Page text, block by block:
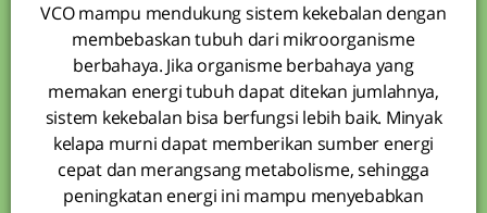
VCO mampu mendukung sistem kekebalan dengan
membebaskan tubuh dari mikroorganisme
berbahaya. Jika organisme berbahaya yang
memakan energi tubuh dapat ditekan jumlahnya,
sistem kekebalan bisa berfungsi lebih baik. Minyak
kelapa murni dapat memberikan sumber energi
cepat dan merangsang metabolisme, sehingga
peningkatan energi ini mampu menyebabkan